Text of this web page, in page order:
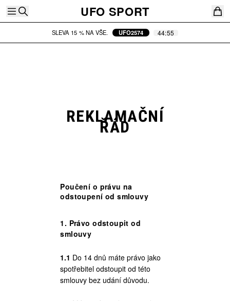
UFO SPORT
SLEVA 15 % NA VŠE. UFO2574 44:55
REKLAMAČNÍ
ŘÁD
Poučení o právu na
odstoupení od smlouvy
1. Právo odstoupit od
smlouvy
1.1 Do 14 dnů máte právo jako
spotřebitel odstoupit od této
smlouvy bez udání důvodu.